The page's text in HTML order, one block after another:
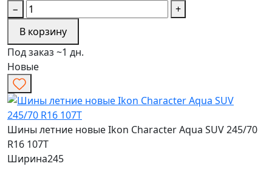
−
+
В корзину
Под заказ ~1 дн.
Новые
Шины летние новые Ikon Character Aqua SUV 245/70
R16 107T
Ширина245